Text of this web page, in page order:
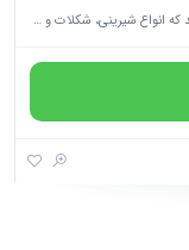
گروه صنايع غذايي شيرين عسل تنها گروه صنعتی میباشد که انواع شیرینی، شکلات و محصولات کاکائو با تنوع بالا برای مصرف کنندگان تولید و توزیع میکند.